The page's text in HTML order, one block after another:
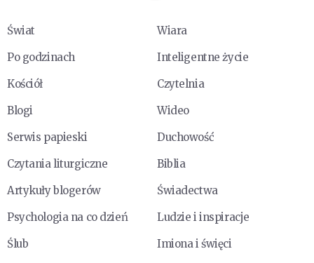
Świat
Wiara
Po godzinach
Inteligentne życie
Kościół
Czytelnia
Blogi
Wideo
Serwis papieski
Duchowość
Czytania liturgiczne
Biblia
Artykuły blogerów
Świadectwa
Psychologia na co dzień
Ludzie i inspiracje
Ślub
Imiona i święci